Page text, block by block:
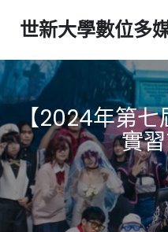
世新大學數位多
【2024年第七
實